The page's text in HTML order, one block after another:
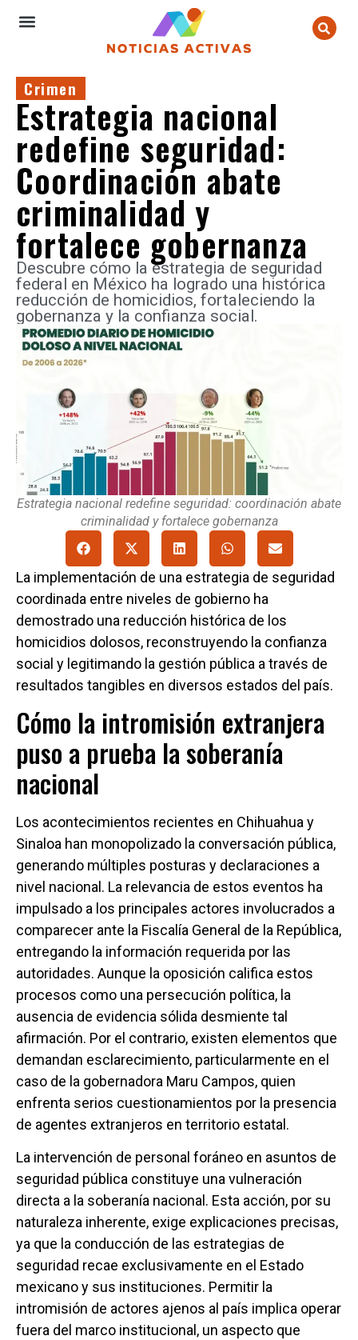
Crimen
Estrategia nacional
redefine seguridad:
Coordinación abate
criminalidad y
fortalece gobernanza
Descubre cómo la estrategia de seguridad
federal en México ha logrado una histórica
reducción de homicidios, fortaleciendo la
gobernanza y la confianza social.
Estrategia nacional redefine seguridad: coordinación abate
criminalidad y fortalece gobernanza
La implementación de una estrategia de seguridad
coordinada entre niveles de gobierno ha
demostrado una reducción histórica de los
homicidios dolosos, reconstruyendo la confianza
social y legitimando la gestión pública a través de
resultados tangibles en diversos estados del país.
Cómo la intromisión extranjera
puso a prueba la soberanía
nacional
Los acontecimientos recientes en Chihuahua y
Sinaloa han monopolizado la conversación pública,
generando múltiples posturas y declaraciones a
nivel nacional. La relevancia de estos eventos ha
impulsado a los principales actores involucrados a
comparecer ante la Fiscalía General de la República,
entregando la información requerida por las
autoridades. Aunque la oposición califica estos
procesos como una persecución política, la
ausencia de evidencia sólida desmiente tal
afirmación. Por el contrario, existen elementos que
demandan esclarecimiento, particularmente en el
caso de la gobernadora Maru Campos, quien
enfrenta serios cuestionamientos por la presencia
de agentes extranjeros en territorio estatal.
La intervención de personal foráneo en asuntos de
seguridad pública constituye una vulneración
directa a la soberanía nacional. Esta acción, por su
naturaleza inherente, exige explicaciones precisas,
ya que la conducción de las estrategias de
seguridad recae exclusivamente en el Estado
mexicano y sus instituciones. Permitir la
intromisión de actores ajenos al país implica operar
fuera del marco institucional, un aspecto que